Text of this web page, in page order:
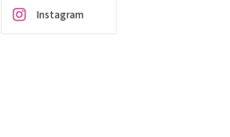
Instagram